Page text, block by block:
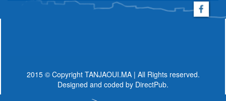
2015 © Copyright TANJAOUI.MA | All Rights reserved.
Designed and coded by DirectPub.